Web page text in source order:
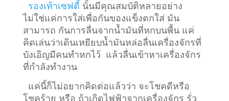
รองเท้าเซฟตี้ นั้นมีคุณสมบัติหลายอย่าง
ไม่ใช่แค่การใส่เพื่อกันของแข็งตกใส่ มัน
สามารถ กันการลื่นจากน้ำมันที่หกบนพื้น แค่
คิดเล่นว่าเดินเหยียบน้ำมันหล่อลื่นเครื่องจักรที่
บังเอิญมีคนทำหกไว้ แล้วลื่นเข้าหาเครื่องจักร
ที่กำลังทำงาน
แค่นี้ก็ไม่อยากคิดต่อแล้วว่า จะโชคดีหรือ
โชคร้าย หรือ ถ้าเกิดไฟฟ้าจากเครื่องจักร รั่ว